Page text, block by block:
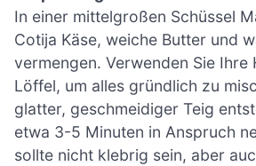
In einer mittelgroßen Schüssel
Cotija Käse, weiche Butter und
vermengen. Verwenden Sie Ihre
Löffel, um alles gründlich zu
glatter, geschmeidiger Teig
etwa 3-5 Minuten in Anspruch
sollte nicht klebrig sein, aber